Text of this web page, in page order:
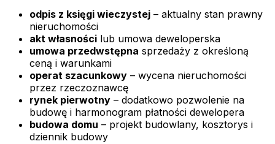
odpis z księgi wieczystej – aktualny stan prawny
nieruchomości
akt własności lub umowa deweloperska
umowa przedwstępna sprzedaży z określoną
ceną i warunkami
operat szacunkowy – wycena nieruchomości
przez rzeczoznawcę
rynek pierwotny – dodatkowo pozwolenie na
budowę i harmonogram płatności dewelopera
budowa domu – projekt budowlany, kosztorys i
dziennik budowy